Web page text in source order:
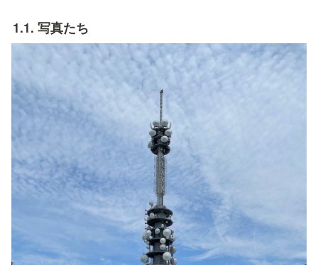
1.1. 写真たち